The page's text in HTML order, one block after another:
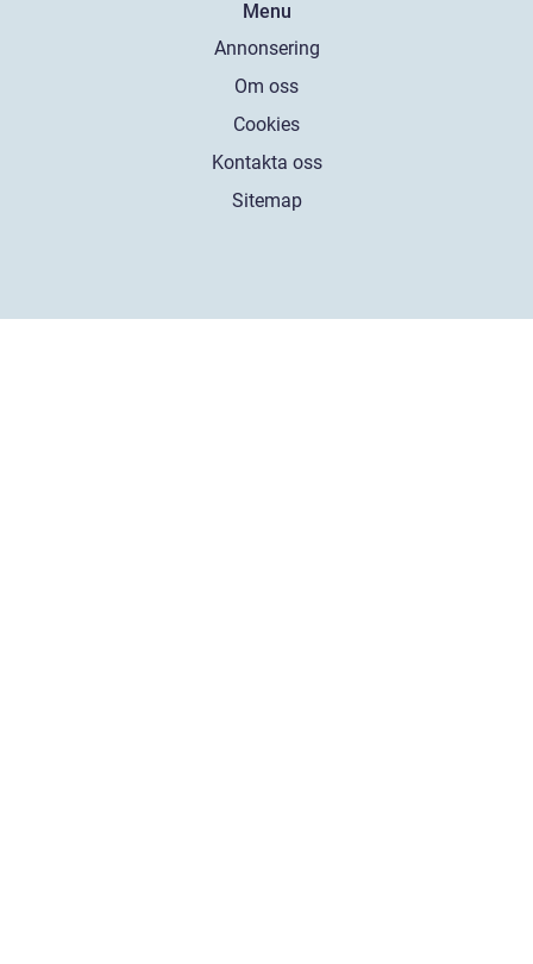
Menu
Annonsering
Om oss
Cookies
Kontakta oss
Sitemap